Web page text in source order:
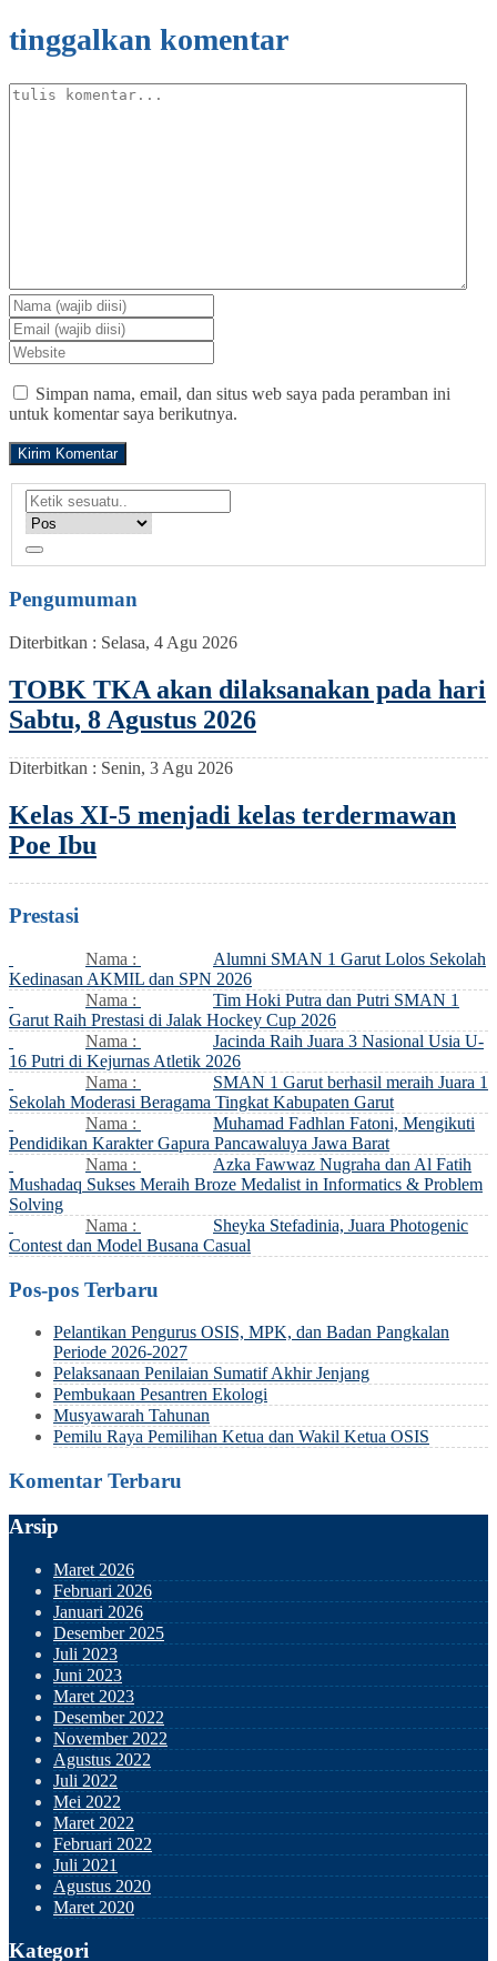
tinggalkan komentar
Simpan nama, email, dan situs web saya pada peramban ini
untuk komentar saya berikutnya.
Pengumuman
Diterbitkan : Selasa, 4 Agu 2026
TOBK TKA akan dilaksanakan pada hari
Sabtu, 8 Agustus 2026
Diterbitkan : Senin, 3 Agu 2026
Kelas XI-5 menjadi kelas terdermawan
Poe Ibu
Prestasi
Nama :
Alumni SMAN 1 Garut Lolos Sekolah
Kedinasan AKMIL dan SPN 2026
Nama :
Tim Hoki Putra dan Putri SMAN 1
Garut Raih Prestasi di Jalak Hockey Cup 2026
Nama :
Jacinda Raih Juara 3 Nasional Usia U-
16 Putri di Kejurnas Atletik 2026
Nama :
SMAN 1 Garut berhasil meraih Juara 1
Sekolah Moderasi Beragama Tingkat Kabupaten Garut
Nama :
Muhamad Fadhlan Fatoni, Mengikuti
Pendidikan Karakter Gapura Pancawaluya Jawa Barat
Nama :
Azka Fawwaz Nugraha dan Al Fatih
Mushadaq Sukses Meraih Broze Medalist in Informatics & Problem
Solving
Nama :
Sheyka Stefadinia, Juara Photogenic
Contest dan Model Busana Casual
Pos-pos Terbaru
Pelantikan Pengurus OSIS, MPK, dan Badan Pangkalan
Periode 2026-2027
Pelaksanaan Penilaian Sumatif Akhir Jenjang
Pembukaan Pesantren Ekologi
Musyawarah Tahunan
Pemilu Raya Pemilihan Ketua dan Wakil Ketua OSIS
Komentar Terbaru
Arsip
Maret 2026
Februari 2026
Januari 2026
Desember 2025
Juli 2023
Juni 2023
Maret 2023
Desember 2022
November 2022
Agustus 2022
Juli 2022
Mei 2022
Maret 2022
Februari 2022
Juli 2021
Agustus 2020
Maret 2020
Kategori